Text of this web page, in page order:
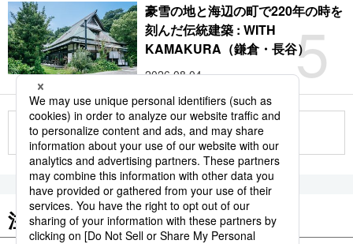
5
豪雪の地と海辺の町で220年の時を
刻んだ伝統建築 : WITH
KAMAKURA（鎌倉・長谷）
2026.08.04
もっと見る
注目のキーワード